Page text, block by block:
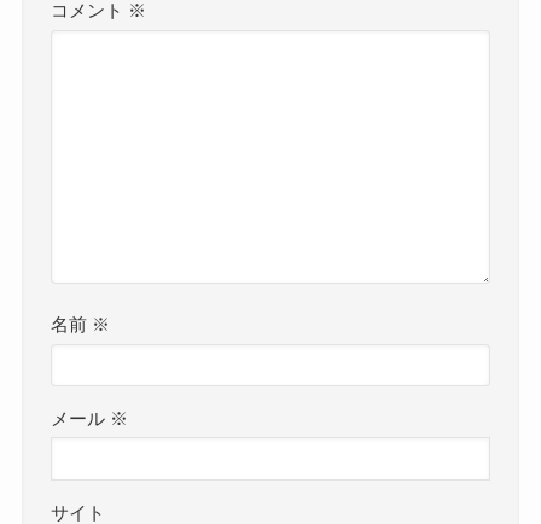
コメント ※
名前 ※
メール ※
サイト